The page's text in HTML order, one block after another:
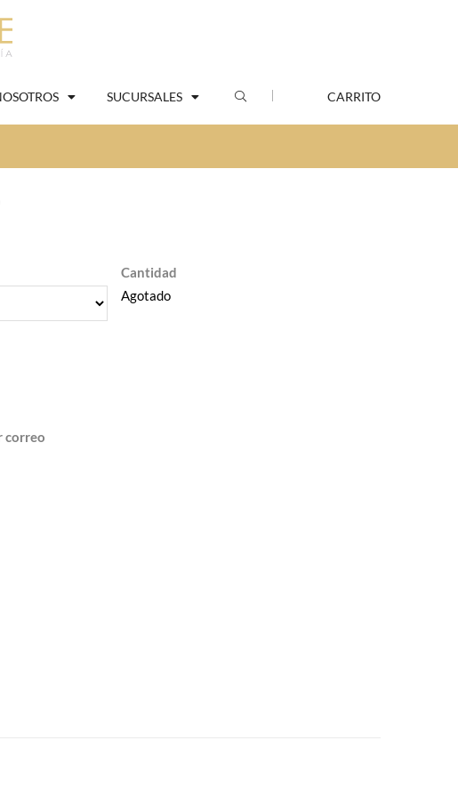
SUCURSALES CARRITO
Cantidad
Agotado
correo